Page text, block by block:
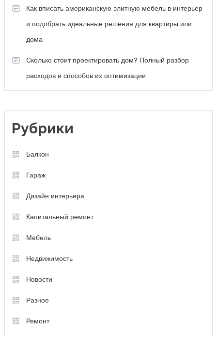
Как вписать американскую элитную мебель в интерьер
и подобрать идеальные решения для квартиры или
дома
Сколько стоит проектировать дом? Полный разбор
расходов и способов их оптимизации
Рубрики
Балкон
Гараж
Дизайн интерьера
Капитальный ремонт
Мебель
Недвижимость
Новости
Разное
Ремонт